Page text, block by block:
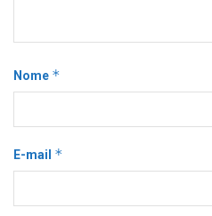
Nome *
E-mail *